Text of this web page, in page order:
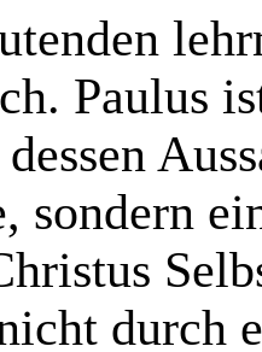
Paulus
sondern
durch